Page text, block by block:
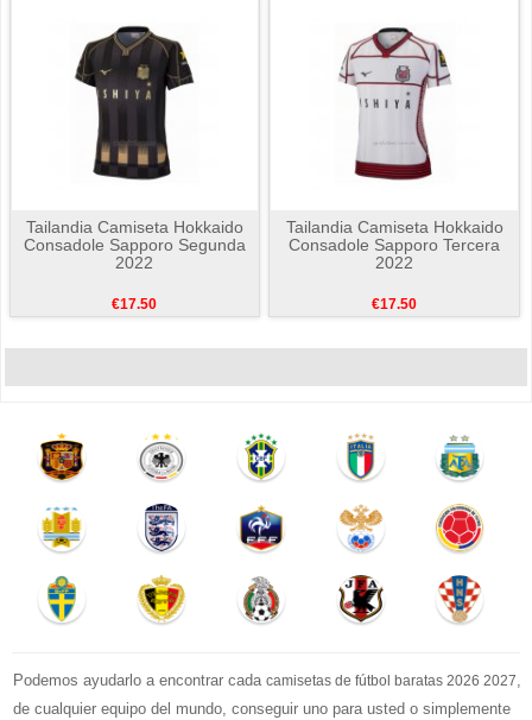
Tailandia Camiseta Hokkaido
Consadole Sapporo Segunda
2022
€17.50
Tailandia Camiseta Hokkaido
Consadole Sapporo Tercera
2022
€17.50
Podemos ayudarlo a encontrar cada camisetas de fútbol baratas 2026 2027,
de cualquier equipo del mundo, conseguir uno para usted o simplemente